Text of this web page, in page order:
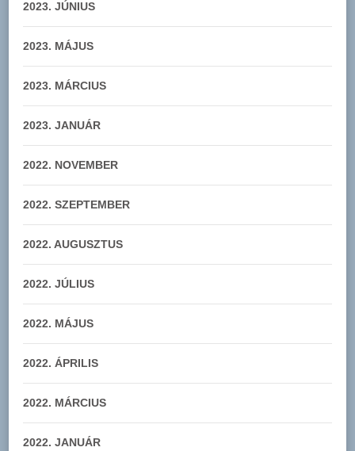
2023. JÚNIUS
2023. MÁJUS
2023. MÁRCIUS
2023. JANUÁR
2022. NOVEMBER
2022. SZEPTEMBER
2022. AUGUSZTUS
2022. JÚLIUS
2022. MÁJUS
2022. ÁPRILIS
2022. MÁRCIUS
2022. JANUÁR